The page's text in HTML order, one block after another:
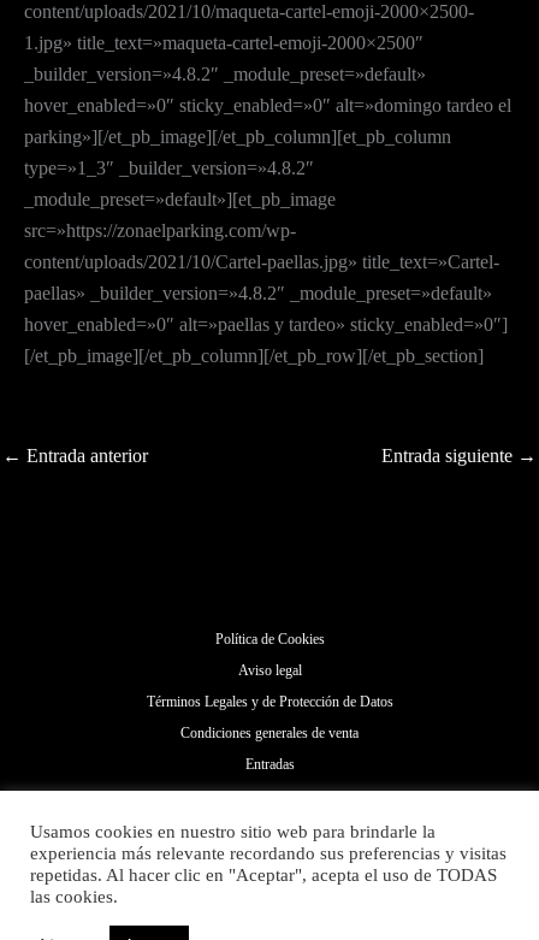
content/uploads/2021/10/maqueta-cartel-emoji-2000×2500-
1.jpg» title_text=»maqueta-cartel-emoji-2000×2500″
_builder_version=»4.8.2″ _module_preset=»default»
hover_enabled=»0″ sticky_enabled=»0″ alt=»domingo tardeo el
parking»][/et_pb_image][/et_pb_column][et_pb_column
type=»1_3″ _builder_version=»4.8.2″
_module_preset=»default»][et_pb_image
src=»https://zonaelparking.com/wp-
content/uploads/2021/10/Cartel-paellas.jpg» title_text=»Cartel-
paellas» _builder_version=»4.8.2″ _module_preset=»default»
hover_enabled=»0″ alt=»paellas y tardeo» sticky_enabled=»0″]
[/et_pb_image][/et_pb_column][/et_pb_row][/et_pb_section]
← Entrada anterior Entrada siguiente →
Política de Cookies
Aviso legal
Términos Legales y de Protección de Datos
Condiciones generales de venta
Entradas
Usamos cookies en nuestro sitio web para brindarle la
experiencia más relevante recordando sus preferencias y visitas
repetidas. Al hacer clic en "Aceptar", acepta el uso de TODAS
las cookies.